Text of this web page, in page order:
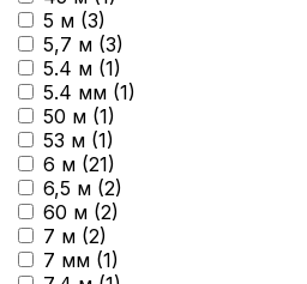
5 м (3)
5,7 м (3)
5.4 м (1)
5.4 мм (1)
50 м (1)
53 м (1)
6 м (21)
6,5 м (2)
60 м (2)
7 м (2)
7 мм (1)